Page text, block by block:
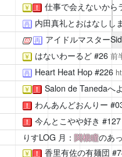
￥ ！ 仕事で会えないから
再 内田真礼とおはなしし
再 アイドルマスター
￥ はないわーるど#26 前
再 Heart Heat Hop#226
￥ ！ Salon de Tanedaへ
！ わんあんどおんりー
！ 今んとこやや好き #127
りすLOG 月：関根瞳のあ
￥ ！ 香里有佐の有麺団